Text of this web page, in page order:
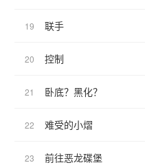
19 联手
20 控制
21 卧底？黑化？
22 难受的小熠
23 前往恶龙碟堡